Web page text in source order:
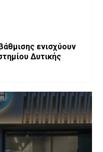
ενισχύουν
Δυτικής